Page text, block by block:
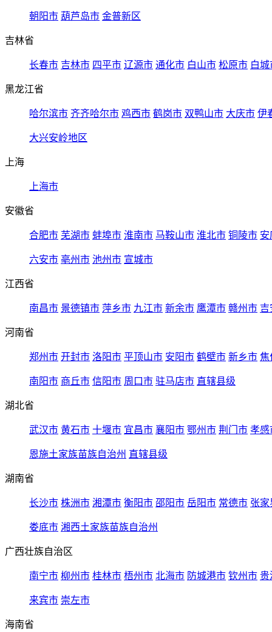
朝阳市 葫芦岛市 金普新区
吉林省
长春市 吉林市 四平市 辽源市 通化市 白山市 松原市 白城
黑龙江省
哈尔滨市 齐齐哈尔市 鸡西市 鹤岗市 双鸭山市 大庆市 伊
大兴安岭地区
上海
上海市
安徽省
合肥市 芜湖市 蚌埠市 淮南市 马鞍山市 淮北市 铜陵市 安
六安市 亳州市 池州市 宣城市
江西省
南昌市 景德镇市 萍乡市 九江市 新余市 鹰潭市 赣州市 吉
河南省
郑州市 开封市 洛阳市 平顶山市 安阳市 鹤壁市 新乡市 焦
南阳市 商丘市 信阳市 周口市 驻马店市 直辖县级
湖北省
武汉市 黄石市 十堰市 宜昌市 襄阳市 鄂州市 荆门市 孝感
恩施土家族苗族自治州 直辖县级
湖南省
长沙市 株洲市 湘潭市 衡阳市 邵阳市 岳阳市 常德市 张家
娄底市 湘西土家族苗族自治州
广西壮族自治区
南宁市 柳州市 桂林市 梧州市 北海市 防城港市 钦州市 贵
来宾市 崇左市
海南省